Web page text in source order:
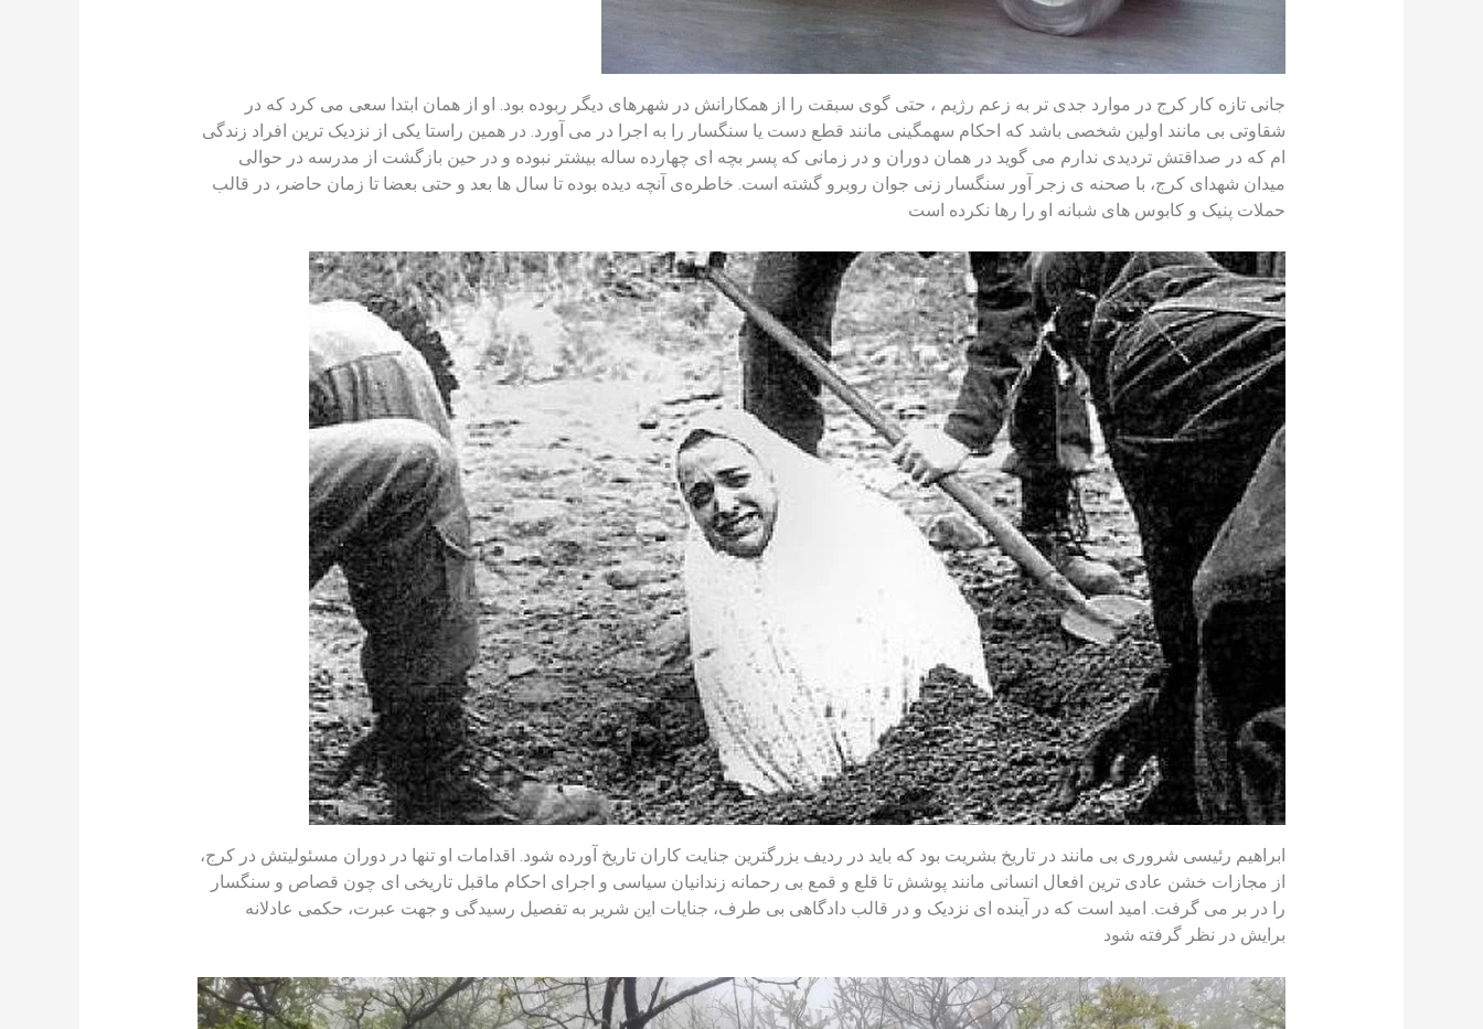
جانی تازه کار کرج در موارد جدی تر به زعم رژیم ، حتی گوی سبقت را از همکارانش در شهرهای دیگر ربوده بود. او از همان ابتدا سعی می کرد که در
شقاوتی بی مانند اولین شخصی باشد که احکام سهمگینی مانند قطع دست یا سنگسار را به اجرا در می آورد. در همین راستا یکی از نزدیک ترین افراد زندگی
ام که در صداقتش تردیدی ندارم می گوید در همان دوران و در زمانی که پسر بچه ای چهارده ساله بیشتر نبوده و در حین بازگشت از مدرسه در حوالی
میدان شهدای کرج، با صحنه ی زجر آور سنگسار زنی جوان روبرو گشته است. خاطره‌ی آنچه دیده بوده تا سال ها بعد و حتی بعضا تا زمان حاضر، در قالب
حملات پنیک و کابوس های شبانه او را رها نکرده است
ابراهیم رئیسی شروری بی مانند در تاریخ بشریت بود که باید در ردیف بزرگترین جنایت کاران تاریخ آورده شود. اقدامات او تنها در دوران مسئولیتش در کرج،
از مجازات خشن عادی ترین افعال انسانی مانند پوشش تا قلع و قمع بی رحمانه زندانیان سیاسی و اجرای احکام ماقبل تاریخی ای چون قصاص و سنگسار
را در بر می ‌گرفت. امید است که در آینده ای نزدیک و در قالب دادگاهی بی طرف، جنایات این شریر به تفصیل رسیدگی و جهت عبرت، حکمی عادلانه
برایش در نظر گرفته شود